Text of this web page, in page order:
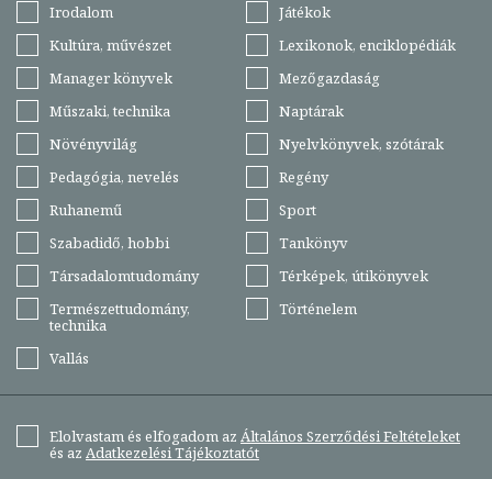
Irodalom
Játékok
Kultúra, művészet
Lexikonok, enciklopédiák
Manager könyvek
Mezőgazdaság
Műszaki, technika
Naptárak
Növényvilág
Nyelvkönyvek, szótárak
Pedagógia, nevelés
Regény
Ruhanemű
Sport
Szabadidő, hobbi
Tankönyv
Társadalomtudomány
Térképek, útikönyvek
Természettudomány,
technika
Történelem
Vallás
Elolvastam és elfogadom az Általános Szerződési Feltételeket
és az Adatkezelési Tájékoztatót